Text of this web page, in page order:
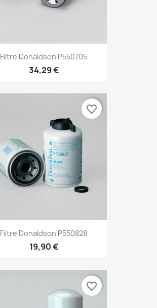
Filtre Donaldson P550705
34,29 €
Filtre Donaldson P550828
19,90 €
favorite_border
favorite_border